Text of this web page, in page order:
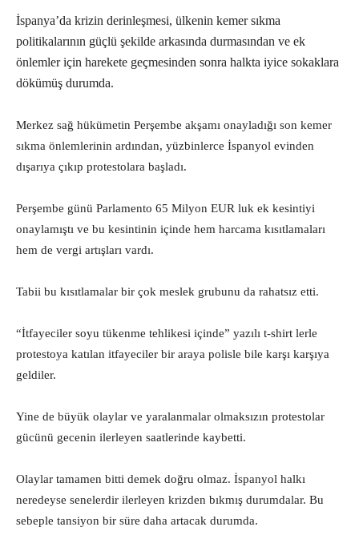
İspanya’da krizin derinleşmesi, ülkenin kemer sıkma
politikalarının güçlü şekilde arkasında durmasından ve ek
önlemler için harekete geçmesinden sonra halkta iyice sokaklara
dökümüş durumda.
Merkez sağ hükümetin Perşembe akşamı onayladığı son kemer
sıkma önlemlerinin ardından, yüzbinlerce İspanyol evinden
dışarıya çıkıp protestolara başladı.
Perşembe günü Parlamento 65 Milyon EUR luk ek kesintiyi
onaylamıştı ve bu kesintinin içinde hem harcama kısıtlamaları
hem de vergi artışları vardı.
Tabii bu kısıtlamalar bir çok meslek grubunu da rahatsız etti.
“İtfayeciler soyu tükenme tehlikesi içinde” yazılı t-shirt lerle
protestoya katılan itfayeciler bir araya polisle bile karşı karşıya
geldiler.
Yine de büyük olaylar ve yaralanmalar olmaksızın protestolar
gücünü gecenin ilerleyen saatlerinde kaybetti.
Olaylar tamamen bitti demek doğru olmaz. İspanyol halkı
neredeyse senelerdir ilerleyen krizden bıkmış durumdalar. Bu
sebeple tansiyon bir süre daha artacak durumda.